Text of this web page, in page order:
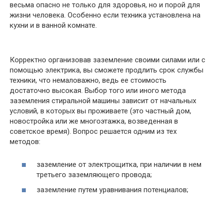
весьма опасно не только для здоровья, но и порой для
жизни человека. Особенно если техника установлена на
кухни и в ванной комнате.
Корректно организовав заземление своими силами или с
помощью электрика, вы сможете продлить срок службы
техники, что немаловажно, ведь ее стоимость
достаточно высокая. Выбор того или иного метода
заземления стиральной машины зависит от начальных
условий, в которых вы проживаете (это частный дом,
новостройка или же многоэтажка, возведенная в
советское время). Вопрос решается одним из тех
методов:
заземление от электрощитка, при наличии в нем
третьего заземляющего провода;
заземление путем уравнивания потенциалов;